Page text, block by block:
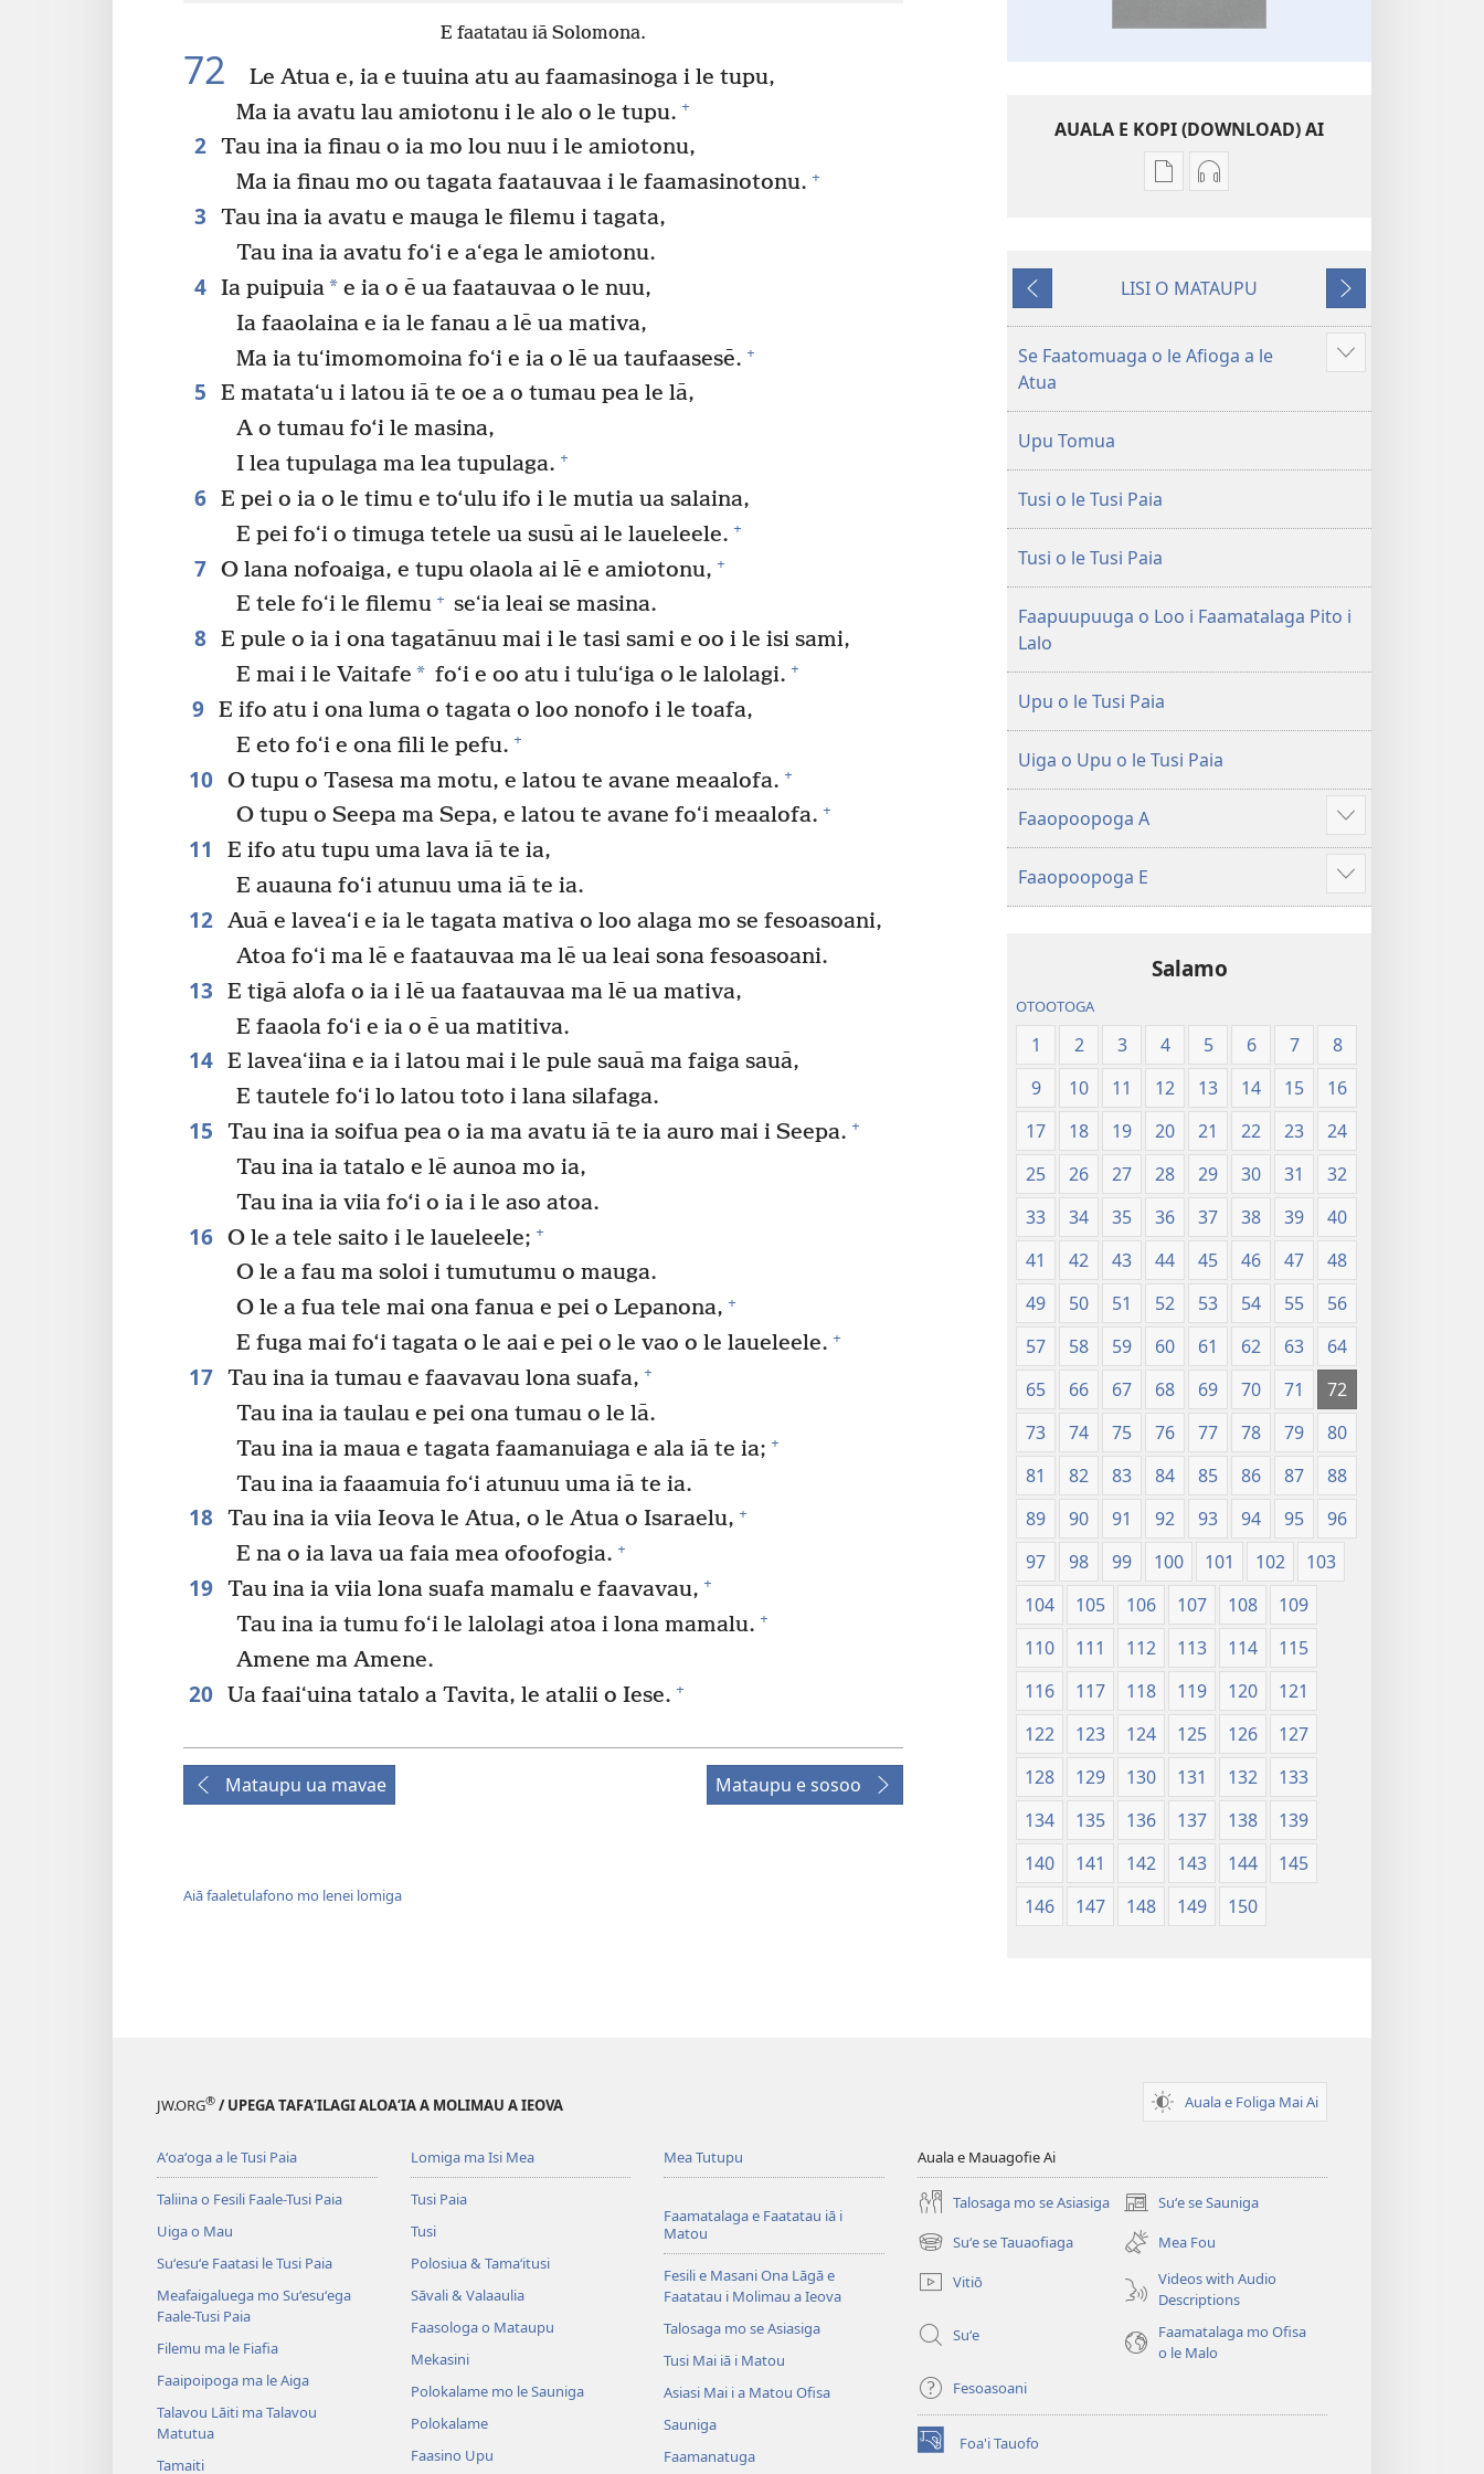
E faatatau iā Solomona.
72
Le Atua e, ia e tuuina atu au faamasinoga i le tupu,
Ma ia avatu lau amiotonu i le alo o le tupu. +
2 Tau ina ia finau o ia mo lou nuu i le amiotonu,
Ma ia finau mo ou tagata faatauvaa i le faamasinotonu. +
3
Tau ina ia avatu e mauga le filemu i tagata,
Tau ina ia avatu foʻi e aʻega le amiotonu.
4 Ia puipuia*e ia o ē ua faatauvaa o le nuu,
Ia faaolaina e ia le fanau a lē ua mativa,
Ma ia tuʻimomomoina foʻi e ia o lē ua taufaasesē. +
5
E matataʻu i latou iā te oe a o tumau pea le lā,
A o tumau fo‘i le masina,
I lea tupulaga ma lea tupulaga. +
6 E pei o ia o le timu e to‘ulu ifo i le mutia ua salaina,
E pei foʻi o timuga tetele ua susū ai le laueleele. +
7 O lana nofoaiga, e tupu olaola ai lē e amiotonu, +
E tele foʻi le filemu + seʻia leai se masina.
8 E pule o ia i ona tagatānuu mai i le tasi sami e oo i le isi sami,
E mai i le Vaitafe * foʻi e oo atu i tuluʻiga o le lalolagi. +
9 E ifo atu i ona luma o tagata o loo nonofo i le toafa,
E eto foʻi e ona fili le pefu. +
10 O tupu o Tasesa ma motu, e latou te avane meaalofa. +
O tupu o Seepa ma Sepa, e latou te avane foʻi meaalofa. +
11
E ifo atu tupu uma lava iā te ia,
E auauna foʻi atunuu uma iā te ia.
12 Auā e laveaʻi e ia le tagata mativa o loo alaga mo se fesoasoani,
Atoa foʻi ma lē e faatauvaa ma lē ua leai sona fesoasoani.
13
E tigā alofa o ia i lē ua faatauvaa ma lē ua mativa,
E faaola foʻi e ia o ē ua matitiva.
14 E laveaʻiina e ia i latou mai i le pule sauā ma faiga sauā,
E tautele foʻi lo latou toto i lana silafaga.
15 Tau ina ia soifua pea o ia ma avatu iā te ia auro mai i Seepa. +
Tau ina ia tatalo e lē aunoa mo ia,
Tau ina ia viia fo‘i o ia i le aso atoa.
16 O le a tele saito i le laueleele; +
O le a fau ma soloi i tumutumu o mauga.
O le a fua tele mai ona fanua e pei o Lepanona, +
E fuga mai fo‘i tagata o le aai e pei o le vao o le laueleele. +
17 Tau ina ia tumau e faavavau lona suafa, +
Tau ina ia taulau e pei ona tumau o le lā.
Tau ina ia maua e tagata faamanuiaga e ala iā te ia; +
Tau ina ia faaamuia foʻi atunuu uma iā te ia.
18 Tau ina ia viia Ieova le Atua, o le Atua o Isaraelu, +
E na o ia lava ua faia mea ofoofogia. +
19 Tau ina ia viia lona suafa mamalu e faavavau, +
Tau ina ia tumu foʻi le lalolagi atoa i lona mamalu. +
Amene ma Amene.
20 Ua faaiʻuina tatalo a Tavita, le atalii o Iese. +
Mataupu ua mavae Mataupu e sosoo
Aiā faaletulafono mo lenei lomiga
AUALA E KOPI (DOWNLOAD) AI
Vaega
se
O
le
O
Faaliliuga
le
Lalolagi
i
2013)
Filifili
ai
Tusi
le
a
Lalolagi
Fou
Mataupu
ua
mavae
LISI O MATAUPU
Mataupu
e
sosoo
Se Faatomuaga o le Afioga a le
Atua
Faaali
mea
Upu Tomua
Tusi o le Tusi Paia
Tusi o le Tusi Paia
Faapuupuuga o Loo i Faamatalaga Pito i
Lalo
Upu o le Tusi Paia
Uiga o Upu o le Tusi Paia
Faaopoopoga A
Faaali
isi
mea
Faaopoopoga E
Faaali
isi
Salamo
OTOOTOGA
1 2 3 4 5 6 7
8
9
10 11 12 13 14 15
16
17
18 19 20 21 22 23
24
25
26 27 28 29 30 31
32
33
34 35 36 37 38 39
40
41
42 43 44 45 46 47
48
49
50 51 52 53 54 55
56
57
58 59 60 61 62 63
64
65
66 67 68 69 70 71
72
73
74 75 76 77 78 79
80
81
82 83 84 85 86 87
88
89
90 91 92 93 94 95
96
97
98 99 100 101 102
103
104
105 106 107 108
109
110
111 112 113 114
115
116
117 118 119 120
121
122
123 124 125 126
127
128
129 130 131 132
133
134
135 136 137 138
139
140
141 142 143 144
145
146
147 148 149 150
JW.ORG® / UPEGA TAFA‘ILAGI ALOA‘IA A MOLIMAU A IEOVA Auala e Foliga Mai Ai
Aʻoaʻoga a le Tusi Paia
Taliina o Fesili Faale-Tusi Paia
Uiga o Mau
Suʻesuʻe Faatasi le Tusi Paia
Meafaigaluega mo Suʻesuʻega
Faale-Tusi Paia
Filemu ma le Fiafia
Faaipoipoga ma le Aiga
Talavou Lāiti ma Talavou
Matutua
Tamaiti
Lomiga ma Isi Mea
Tusi Paia
Tusi
Polosiua & Tamaʻitusi
Sāvali & Valaaulia
Faasologa o Mataupu
Mekasini
Polokalame mo le Sauniga
Polokalame
Faasino Upu
Mea Tutupu
Faamatalaga e Faatatau iā i
Matou
Fesili e Masani Ona Lāgā e
Faatatau i Molimau a Ieova
Talosaga mo se Asiasiga
Tusi Mai iā i Matou
Asiasi Mai i a Matou Ofisa
Sauniga
Faamanatuga
Auala e Mauagofie Ai
Talosaga mo se Asiasiga Suʻe se Sauniga
(tatala
se
isi
polokalame)
Suʻe se Tauaofiaga
(tatala
se
isi
Mea Fou
Vitiō
Videos with Audio
Descriptions
Suʻe
Faamatalaga mo Ofisa
o le Malo
Fesoasoani
Foa'i Tauofo
(tatala